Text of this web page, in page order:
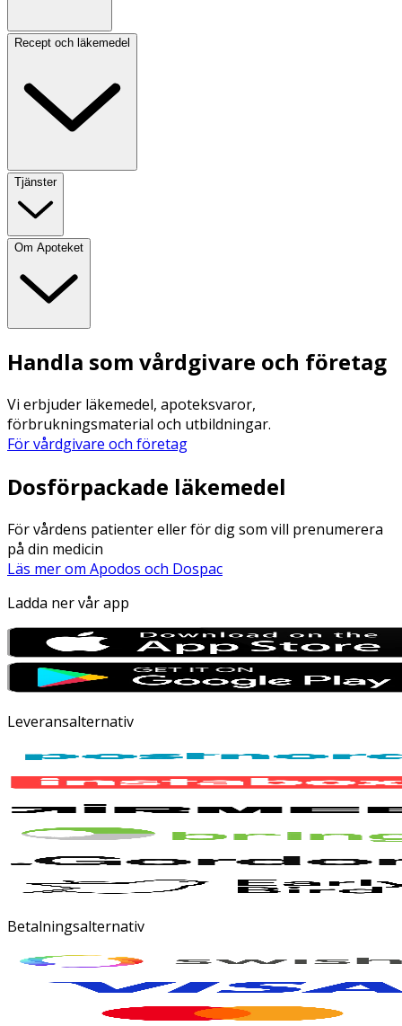
Recept och läkemedel
Tjänster
Om Apoteket
Handla som vårdgivare och företag
Vi erbjuder läkemedel, apoteksvaror,
förbrukningsmaterial och utbildningar.
För vårdgivare och företag
Dosförpackade läkemedel
För vårdens patienter eller för dig som vill prenumerera
på din medicin
Läs mer om Apodos och Dospac
Ladda ner vår app
Leveransalternativ
Betalningsalternativ